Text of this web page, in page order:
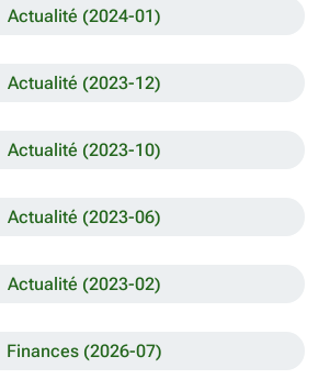
Actualité (2024-01)
Actualité (2023-12)
Actualité (2023-10)
Actualité (2023-06)
Actualité (2023-02)
Finances (2026-07)